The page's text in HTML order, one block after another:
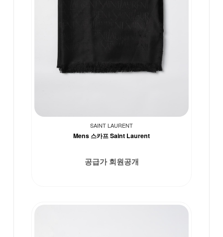
SAINT LAURENT
Mens 스카프 Saint Laurent
공급가 회원공개